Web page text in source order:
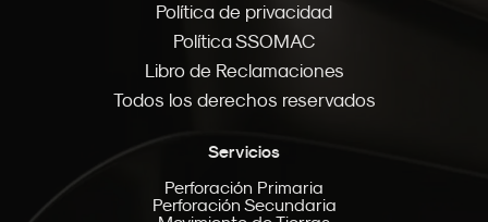
Política de privacidad
Política SSOMAC
Libro de Reclamaciones
Todos los derechos reservados
Servicios
Perforación Primaria
Perforación Secundaria